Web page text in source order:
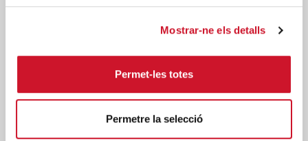
Mostrar-ne els detalls
Permet-les totes
Permetre la selecció
Càritas expressa la seva preocupació per la
situació a Ceuta i fa una crida a la protecció
de la dignitat humana